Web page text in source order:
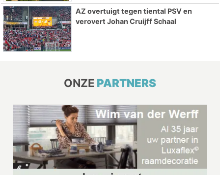
AZ overtuigt tegen tiental PSV en
verovert Johan Cruijff Schaal
ONZE PARTNERS